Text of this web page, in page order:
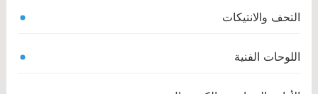
التحف والانتيكات
اللوحات الفنية